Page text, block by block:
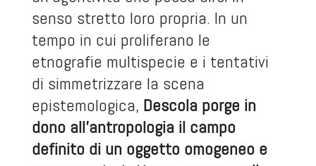
senso stretto loro propria. In un
tempo in cui proliferano le
etnografie multispecie e i tentativi
di simmetrizzare la scena
epistemologica, Descola porge in
dono all’antropologia il campo
definito di un oggetto omogeneo e